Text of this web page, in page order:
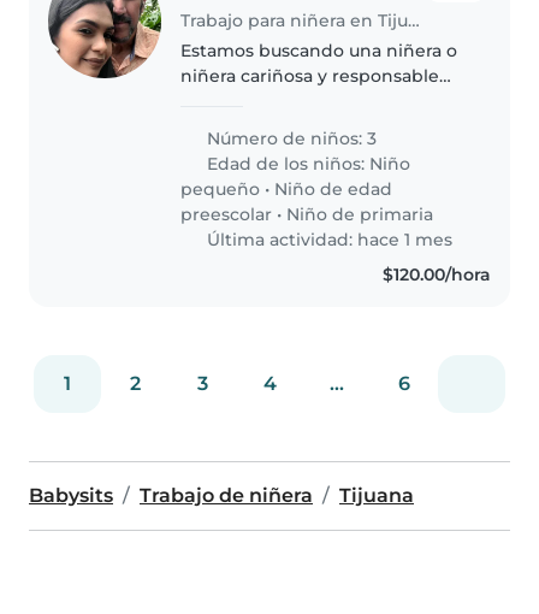
Trabajo para niñera en Tijuana
Estamos buscando una niñera o
niñera cariñosa y responsable
niños enérgicos (niño pequeño,
preescolar y estudiante de
primaria). ¡Nuestros hijos son
curiosos,..
Número de niños: 3
Edad de los niños: Niño
pequeño • Niño de edad
preescolar • Niño de primaria
Última actividad: hace 1 mes
$120.00/hora
1 2 3 4 ... 6
Babysits Trabajo de niñera Tijuana